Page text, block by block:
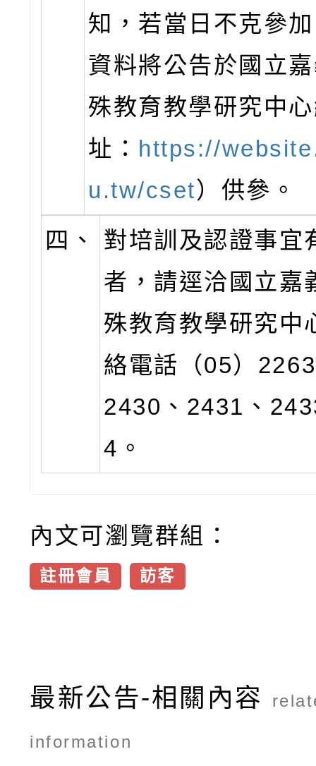
知，若當日不克參
資料將公告於國立
殊教育教學研究中
址： https://
u.tw/cset）供參。
四、
對培訓及認證事宜
者，請逕洽國立嘉
殊教育教學研究中
絡電話（05）
2430、2431、
4。
內文可瀏覽群組：
註冊會員 訪客
最新公告-相關內容
information